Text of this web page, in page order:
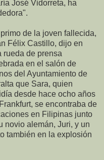
José Vidorreta, ha
de la joven fallecida,
Félix Castillo, dijo en
rueda de prensa
en el salón de
del Ayuntamiento de
que Sara, quien
desde hace ocho años
se encontraba de
en Filipinas junto
novio alemán, Juri, y un
también en la explosión